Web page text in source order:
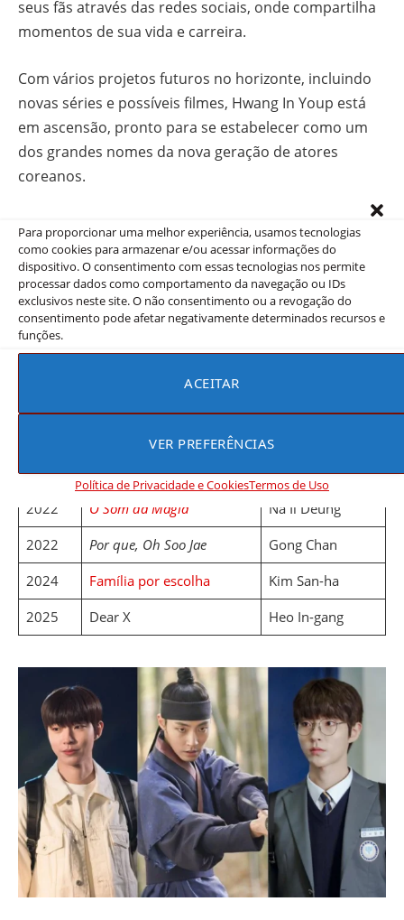
Para proporcionar uma melhor experiência, usamos tecnologias
como cookies para armazenar e/ou acessar informações do
dispositivo. O consentimento com essas tecnologias nos permite
processar dados como comportamento da navegação ou IDs
exclusivos neste site. O não consentimento ou a revogação do
consentimento pode afetar negativamente determinados recursos e
funções.
ACEITAR
VER PREFERÊNCIAS
Política de Privacidade e CookiesTermos de Uso
seus fãs através das redes sociais, onde compartilha
momentos de sua vida e carreira.
Com vários projetos futuros no horizonte, incluindo
novas séries e possíveis filmes, Hwang In Youp está
em ascensão, pronto para se estabelecer como um
dos grandes nomes da nova geração de atores
coreanos.
Doramas de Hwang In Youp
Ano Título Papel
2015 Vamos, Atreva-se
–
18 Outra Vez
Goo Ja Sung
2020
Beleza Verdadeira
Han Seo Jun
2022
O Som da Magia
Na Il Deung
2022
Por que, Oh Soo Jae
Gong Chan
2024
Família por escolha
Kim San-ha
2025
Dear X Heo In-gang